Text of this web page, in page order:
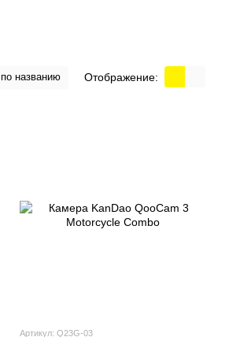
по названию Отображение:
Артикул: Q23G-03